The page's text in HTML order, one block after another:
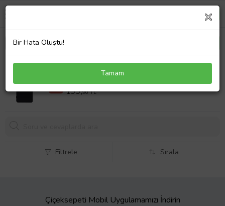
İnfinix Zero 30 4G Kılıf Slim Soft Silikon Siyah
%9 219,90 TL
199,90 TL
Filtrele Sırala
Çiçeksepeti Mobil Uygulamamızı İndirin
Bir Hata Oluştu!
Tamam